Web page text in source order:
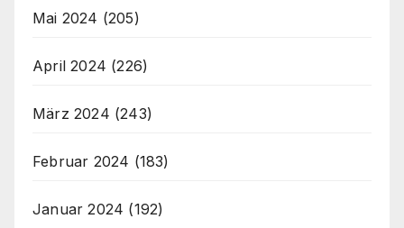
Mai 2024 (205)
April 2024 (226)
März 2024 (243)
Februar 2024 (183)
Januar 2024 (192)